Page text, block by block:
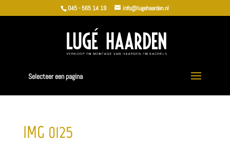
045 - 565 14 19 info@lugehaarden.nl
Selecteer een pagina
IMG_0125